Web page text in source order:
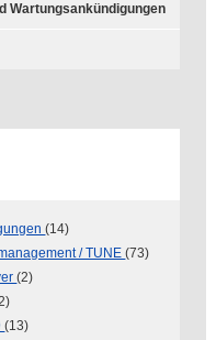
Wartungsankündigungen
(14)
/ TUNE(73)
(2)
(13)